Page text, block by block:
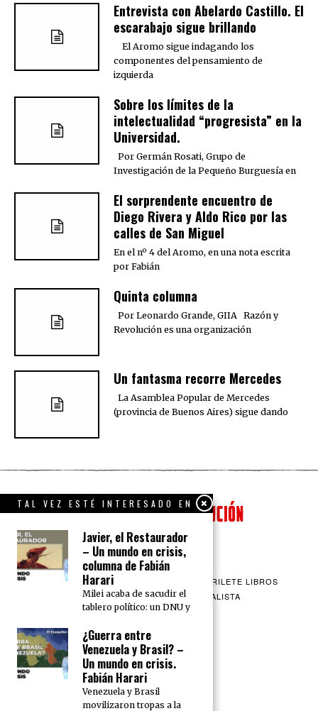
Entrevista con Abelardo Castillo. El
escarabajo sigue brillando
El Aromo sigue indagando los
componentes del pensamiento de
izquierda
Sobre los límites de la
intelectualidad “progresista” en la
Universidad.
Por Germán Rosati, Grupo de
Investigación de la Pequeño Burguesía en
El sorprendente encuentro de
Diego Rivera y Aldo Rico por las
calles de San Miguel
En el nº 4 del Aromo, en una nota escrita
por Fabián
Quinta columna
Por Leonardo Grande, GIIA Razón y
Revolución es una organización
Un fantasma recorre Mercedes
La Asamblea Popular de Mercedes
(provincia de Buenos Aires) sigue dando
QUIENES SOMOS
BARRILETE LIBROS
CEICS
ENGLISH VÍA SOCIALISTA
TAL VEZ ESTÉ INTERESADO EN
Javier, el Restaurador
– Un mundo en crisis,
columna de Fabián
Harari
Milei acaba de sacudir el
tablero político: un DNU y
¿Guerra entre
Venezuela y Brasil? –
Un mundo en crisis.
Fabián Harari
Venezuela y Brasil
movilizaron tropas a la